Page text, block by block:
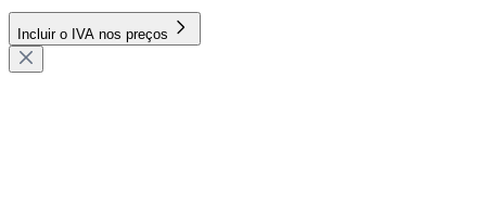
Incluir o IVA nos preços